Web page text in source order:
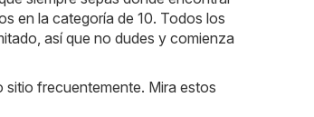
en la categoría de 10. Todos los
así que no dudes y comienza
sitio frecuentemente. Mira estos